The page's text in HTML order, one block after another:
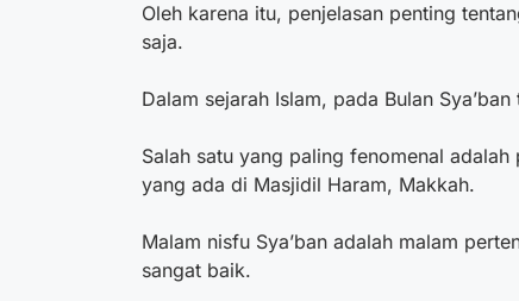
Oleh karena itu, penjelasan penting
saja.
Dalam sejarah Islam, pada Bulan
Salah satu yang paling fenomenal
yang ada di Masjidil Haram, Makkah.
Malam nisfu Sya’ban adalah malam
sangat baik.